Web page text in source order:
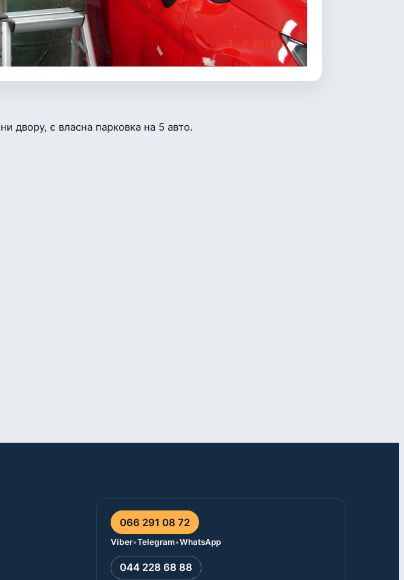
двору, є власна парковка на 5 авто.
066 291 08 72
Viber•Telegram•WhatsApp
044 228 68 88